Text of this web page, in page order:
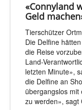
«Connyland
Geld
Tierschützer
Die Delfine
die Reise
Land-
letzten Minute»,
die Delfine an
übergangslos mit
zu werden», sagt